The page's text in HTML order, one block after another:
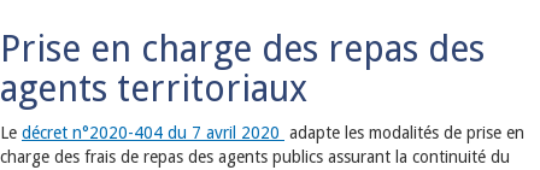
Prise en charge des repas des
agents territoriaux
Le décret n°2020-404 du 7 avril 2020 adapte les modalités de prise en
charge des frais de repas des agents publics assurant la continuité du